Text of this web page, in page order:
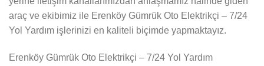
araç ve ekibimiz ile Erenköy Gümrük Oto Elektrikçi – 7/24
Yol Yardım işlerinizi en kaliteli biçimde yapmaktayız.
Erenköy Gümrük Oto Elektrikçi – 7/24 Yol Yardım